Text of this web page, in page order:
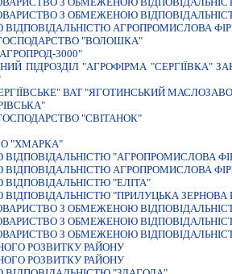
З ОБМЕЖЕНОЮ
АГРОПРОМИСЛОВА
"ВОЛОШКА"
3000"
ПIДРОЗДIЛ "АГРОФIРМА "СЕРГIЇВКА"
ВАТ "ЯГОТИНСЬКИЙ
"СВIТАНОК"
"ХМАРКА"
ВIДПОВIДАЛЬНIСТЮ "АГРОПРОМИСЛОВА
АГРОПРОМИСЛОВА
"ЕЛІТА"
"ПРИЛУЦЬКА ЗЕРНОВА
З ОБМЕЖЕНОЮ
З ОБМЕЖЕНОЮ
З ОБМЕЖЕНОЮ
РОЗВИТКУ РАЙОНУ
РОЗВИТКУ РАЙОНУ